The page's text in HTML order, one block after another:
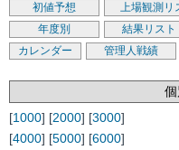
初値予想
上場観測リ
年度別
結果リスト
カレンダー
管理人戦績
[1000] [2000] [3000]
[4000] [5000] [6000]